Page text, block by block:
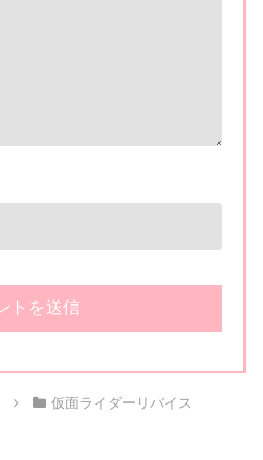
仮面ライダーリバイス